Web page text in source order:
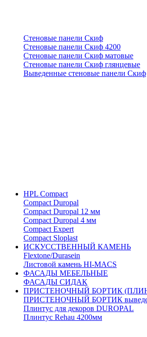
Стеновые панели Скиф
Стеновые панели Скиф 4200
Стеновые панели Скиф матовые
Стеновые панели Скиф глянцевые
Выведенные стеновые панели Скиф
HPL Compact
Compact Duropal
Compact Duropal 12 мм
Compact Duropal 4 мм
Compact Expert
Compact Sloplast
ИСКУССТВЕННЫЙ КАМЕНЬ
Flextone/Durasein
Листовой камень HI-MACS
ФАСАДЫ МЕБЕЛЬНЫЕ
ФАСАДЫ СИДАК
ПРИСТЕНОЧНЫЙ БОРТИК
ПРИСТЕНОЧНЫЙ БОРТИК
Плинтус для декоров DUROPAL
Плинтус Rehau 4200мм